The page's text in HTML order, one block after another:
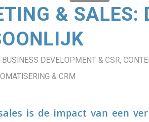
& SALES:
BUSINESS DEVELOPMENT & CSR,
& CRM
is de impact van een